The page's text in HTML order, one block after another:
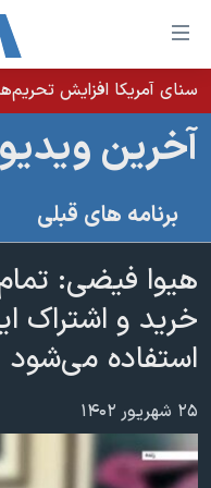
لینکهای
قابل
دسترسی
جهش
اصلی
جهش
به
صفحه
اصلی
جهش
جستجو
خانه
نسخه سبک وب‌سایت
آمریکا
جهان
ورزشی
ویژه برنامه‌ها
ویدیوها
برنامه های تلویزیونی
جدول برنامه ها
صفحه‌های ویژه
جام جهانی ۲۰۲۶
۲۵۰سالگی آمریکا
بایگانی برنامه‌های
فرکانس‌های صدای آمریکا
یادگیری زبان انگلیسی
آخرین
برنامه های قبلی
هیوا فیضی: تمام
خرید و اشتراک
استفاده می‌شود
۲۵ شهریور ۱۴۰۲